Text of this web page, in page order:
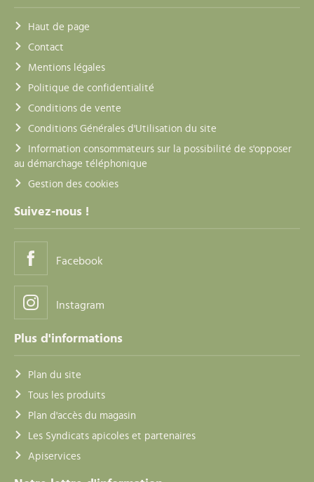
Haut de page
Contact
Mentions légales
Politique de confidentialité
Conditions de vente
Conditions Générales d'Utilisation du site
Information consommateurs sur la possibilité de s'opposer
au démarchage téléphonique
Gestion des cookies
Suivez-nous !
Facebook
Instagram
Plus d'informations
Plan du site
Tous les produits
Plan d'accès du magasin
Les Syndicats apicoles et partenaires
Apiservices